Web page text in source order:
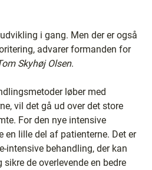
i gang. Men der er også
advarer formanden for
Skyhøj Olsen.
løber med
vil det gå ud over det store
For den nye intensive
en lille del af patienterne. Det er
intensive behandling, der kan
de overlevende en bedre